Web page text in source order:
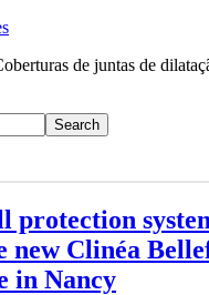
de juntas de
protection
new Clinéa
in Nancy